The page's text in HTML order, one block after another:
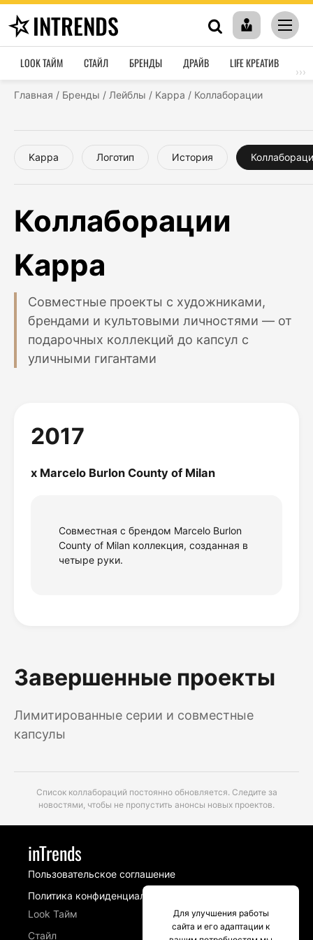
INTRENDS
LOOK ТАЙМ СТАЙЛ БРЕНДЫ ДРАЙВ LIFE КРЕАТИВ
›››
Главная / Бренды / Лейблы / Kappa / Коллаборации
Kappa Логотип История
Коллаборации
Kappa
Совместные проекты с художниками,
брендами и культовыми личностями — от
подарочных коллекций до капсул с
уличными гигантами
2017
x Marcelo Burlon County of Milan
Совместная с брендом Marcelo Burlon
County of Milan коллекция, созданная в
четыре руки.
Завершенные проекты
Лимитированные серии и совместные
капсулы
Список коллабораций постоянно обновляется. Следите за
новостями, чтобы не пропустить анонсы новых проектов.
inTrends
Пользовательское соглашение
Политика конфиденциальности
Look Тайм
Стайл
Для улучшения работы
сайта и его адаптации к